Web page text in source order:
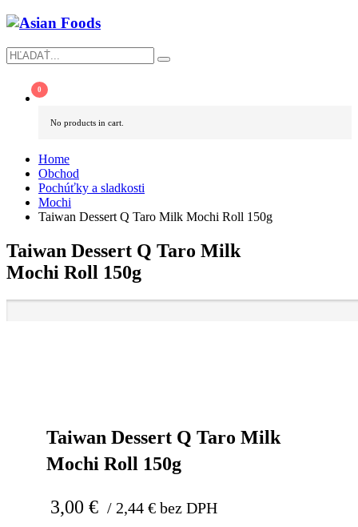
No products in cart.
Home
Obchod
Pochúťky a sladkosti
Mochi
Taiwan Dessert Q Taro Milk Mochi Roll 150g
Taiwan Dessert Q Taro Milk
Mochi Roll 150g
Taiwan Dessert Q Taro Milk
Mochi Roll 150g
3,00 € / 2,44 € bez DPH